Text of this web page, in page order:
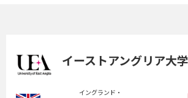
イーストアングリア大学
イングランド・